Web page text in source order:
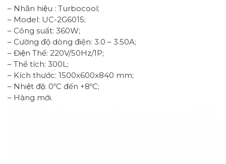
– Nhãn hiệu : Turbocool;
– Model: UC-2G6015;
– Công suất: 360W;
– Cường độ dòng điện: 3.0 – 3.50A;
– Điện Thế: 220V/50Hz/1P;
– Thể tích: 300L;
– Kích thước: 1500x600x840 mm;
– Nhiệt độ: 0ºC đến +8ºC;
– Hàng mới.